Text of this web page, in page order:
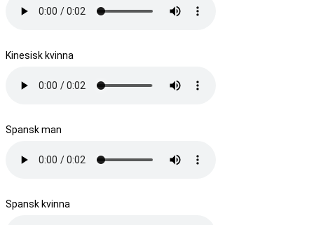
Kinesisk kvinna
Spansk man
Spansk kvinna